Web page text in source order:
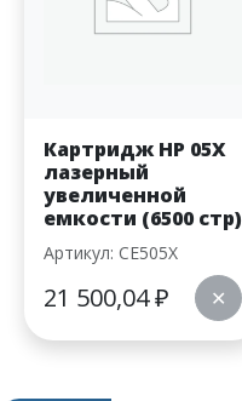
Картридж HP 05X
лазерный
увеличенной
емкости (6500 стр)
Артикул: CE505X
21 500,04₽ ✕